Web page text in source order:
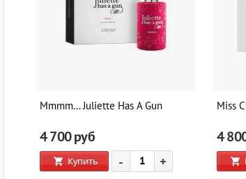
Mmmm... Juliette Has A Gun
4 700руб
Купить - +
Miss
4